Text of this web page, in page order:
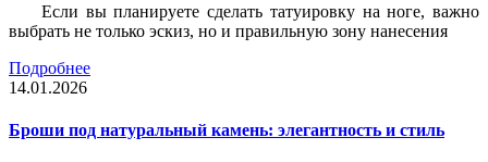
Если вы планируете сделать татуировку на ноге, важно
выбрать не только эскиз, но и правильную зону нанесения
Подробнее
14.01.2026
Броши под натуральный камень: элегантность и стиль